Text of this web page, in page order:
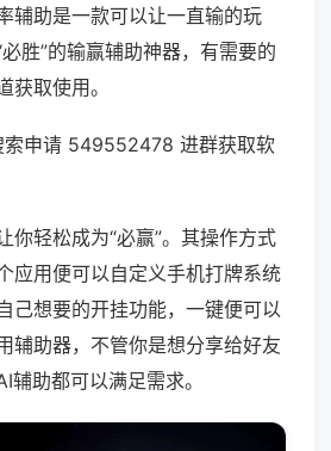
辅助是一款可以让一直输的玩
胜”的输赢辅助神器，有需要的
获取使用。
索申请 549552478 进群获取软
你轻松成为“必赢”。其操作方式
应用便可以自定义手机打牌系统
己想要的开挂功能，一键便可以
辅助器，不管你是想分享给好友
辅助都可以满足需求。